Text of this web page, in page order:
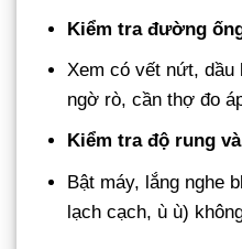
Kiểm tra đường
Xem có vết nứt, dầu
ngờ rò, cần thợ đo
Kiểm tra độ rung
Bật máy, lắng nghe
lạch cạch, ù ù)